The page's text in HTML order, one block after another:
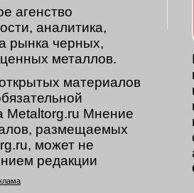
агенство
аналитика,
рынка черных,
металлов.
материалов
Metaltorg.ru Мнение
размещаемых
может не
редакции